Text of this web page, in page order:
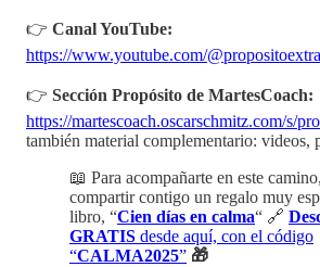
👉 Canal YouTube:
https://www.youtube.com/
👉 Sección Propósito de MartesCoach:
https://martescoach.oscarschmitz.com/s/
también material complementario: videos,
📖 Para acompañarte en este
compartir contigo un regalo muy
libro, “Cien días en calma“ 🔗
GRATIS desde aquí, con el código
“CALMA2025” 🎁